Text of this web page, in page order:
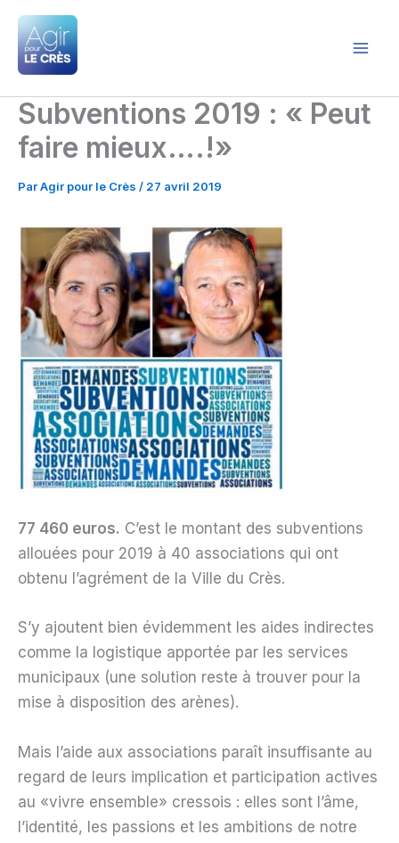
Aller
contenu
Subventions 2019 : « Peut
faire mieux….!»
ParAgir pour le Crès / 27 avril 2019
77 460 euros. C’est le montant des subventions
allouées pour 2019 à 40 associations qui ont
obtenu l’agrément de la Ville du Crès.
S’y ajoutent bien évidemment les aides indirectes
comme la logistique apportée par les services
municipaux (une solution reste à trouver pour la
mise à disposition des arènes).
Mais l’aide aux associations paraît insuffisante au
regard de leurs implication et participation actives
au «vivre ensemble» cressois : elles sont l’âme,
l’identité, les passions et les ambitions de notre